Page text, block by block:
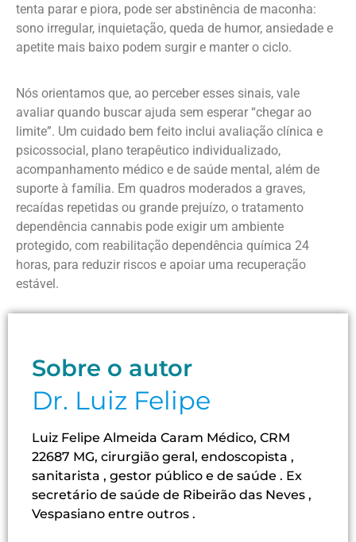
tenta parar e piora, pode ser abstinência de maconha:
sono irregular, inquietação, queda de humor, ansiedade e
apetite mais baixo podem surgir e manter o ciclo.
Nós orientamos que, ao perceber esses sinais, vale
avaliar quando buscar ajuda sem esperar “chegar ao
limite”. Um cuidado bem feito inclui avaliação clínica e
psicossocial, plano terapêutico individualizado,
acompanhamento médico e de saúde mental, além de
suporte à família. Em quadros moderados a graves,
recaídas repetidas ou grande prejuízo, o tratamento
dependência cannabis pode exigir um ambiente
protegido, com reabilitação dependência química 24
horas, para reduzir riscos e apoiar uma recuperação
estável.
Sobre o autor
Dr. Luiz Felipe
Luiz Felipe Almeida Caram Médico, CRM
22687 MG, cirurgião geral, endoscopista ,
sanitarista , gestor público e de saúde . Ex
secretário de saúde de Ribeirão das Neves ,
Vespasiano entre outros .